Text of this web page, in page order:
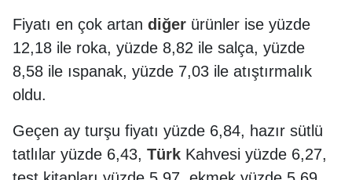
Fiyatı en çok artan diğer ürünler ise ​​​​​yüzde
12,18 ile roka, yüzde 8,82 ile salça, ​​​​yüzde
8,58 ile ıspanak, yüzde 7,03 ile atıştırmalık
oldu.
Geçen ay turşu fiyatı​​ ​​yüzde 6,84, ​hazır sütlü
tatlılar ​​yüzde 6,43, Türk Kahvesi ​​​yüzde 6,27,